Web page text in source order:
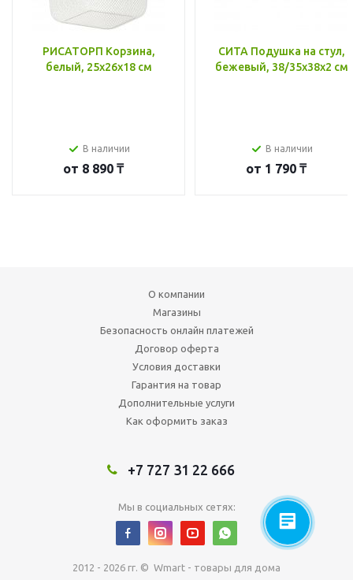
РИСАТОРП Корзина,
белый, 25x26x18 см
В наличии
от 8 890 ₸
СИТА Подушка на стул,
бежевый, 38/35x38x2 см
В наличии
от 1 790 ₸
О компании
Магазины
Безопасность онлайн платежей
Договор оферта
Условия доставки
Гарантия на товар
Дополнительные услуги
Как оформить заказ
+7 727 31 22 666
Мы в социальных сетях:
2012 - 2026 гг. © Wmart - товары для дома